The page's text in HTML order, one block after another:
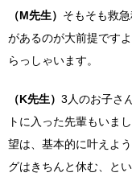
（M先生） そもそも救
があるのが大前提です
らっしゃいます。
（K先生） 3人のお子さ
トに入った先輩もいま
望は、基本的に叶えよ
グはきちんと休む、と